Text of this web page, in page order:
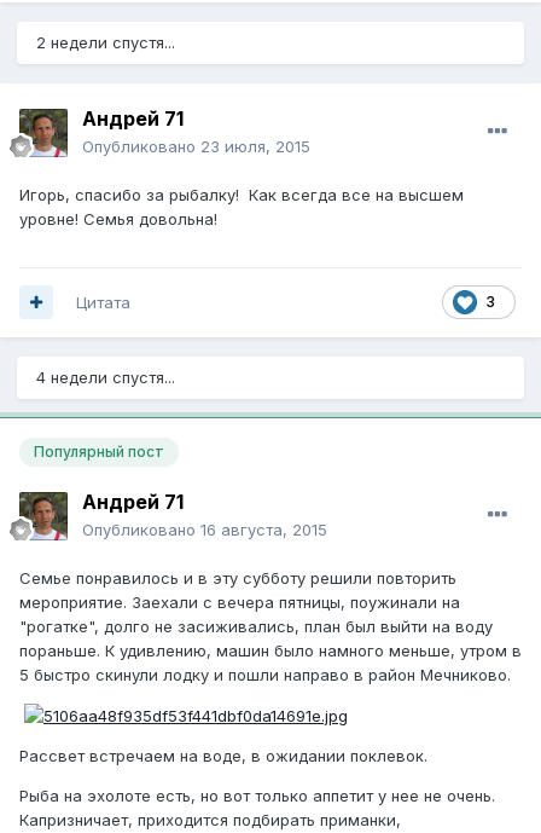
2 недели спустя...
Андрей 71
Опубликовано 23 июля, 2015
Игорь, спасибо за рыбалку! Как всегда все на высшем
уровне! Семья довольна!
3
Цитата
4 недели спустя...
Популярный пост
Андрей 71
Опубликовано 16 августа, 2015
Семье понравилось и в эту субботу решили повторить
мероприятие. Заехали с вечера пятницы, поужинали на
"рогатке", долго не засиживались, план был выйти на воду
пораньше. К удивлению, машин было намного меньше, утром в
5 быстро скинули лодку и пошли направо в район Мечниково.
Рассвет встречаем на воде, в ожидании поклевок.
Рыба на эхолоте есть, но вот только аппетит у нее не очень.
Капризничает, приходится подбирать приманки,